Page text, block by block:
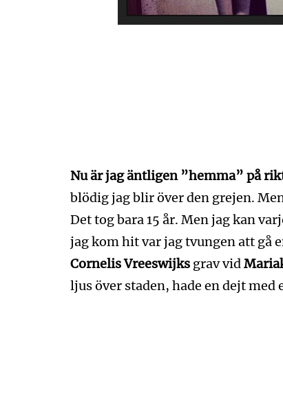
Nu är jag äntligen ”hemma” på
blödig jag blir över den grejen.
Det tog bara 15 år. Men jag kan
jag kom hit var jag tvungen att gå
Cornelis Vreeswijks grav vid
ljus över staden, hade en dejt med